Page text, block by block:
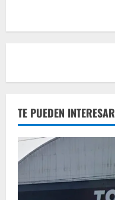
TE PUEDEN INTERESAR